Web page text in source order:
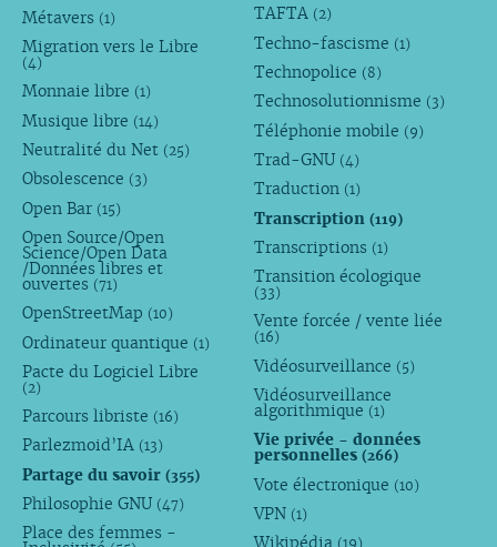
Métavers (1)
Migration vers le Libre
(4)
Monnaie libre (1)
Musique libre (14)
Neutralité du Net (25)
Obsolescence (3)
Open Bar (15)
Open Source/Open
Science/Open Data
/Données libres et
ouvertes (71)
OpenStreetMap (10)
Ordinateur quantique (1)
Pacte du Logiciel Libre
(2)
Parcours libriste (16)
Parlezmoid’IA (13)
Partage du savoir (355)
Philosophie GNU (47)
Place des femmes -
TAFTA (2)
Techno-fascisme (1)
Technopolice (8)
Technosolutionnisme (3)
Téléphonie mobile (9)
Trad-GNU (4)
Traduction (1)
Transcription(119)
Transcriptions (1)
Transition écologique
(33)
Vente forcée / vente liée
(16)
Vidéosurveillance (5)
Vidéosurveillance
algorithmique (1)
Vie privée - données
personnelles(266)
Vote électronique (10)
VPN (1)
Wikipédia (19)